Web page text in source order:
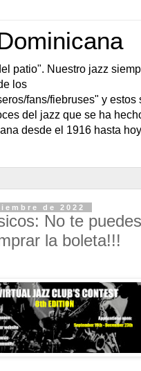
patio". Nuestro jazz
los
fans/fiebruses" y estos
del jazz que se ha
desde el 1916 hasta
de 2022
No te
la boleta!!!